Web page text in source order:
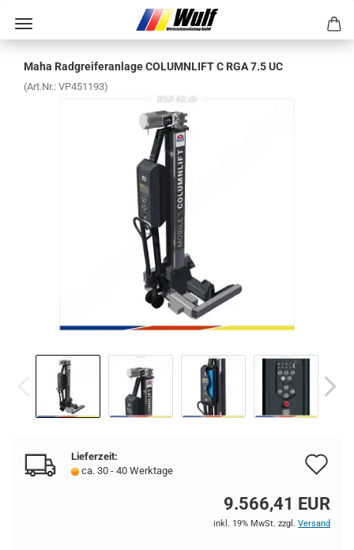
Maha Rad­grei­fer­an­la­ge CO­LUM­N­LIFT C RGA 7.5 UC
(Art.Nr.: VP451193)
Lieferzeit:
ca. 30 - 40 Werktage
9.566,41 EUR
inkl. 19% MwSt. zzgl. Versand